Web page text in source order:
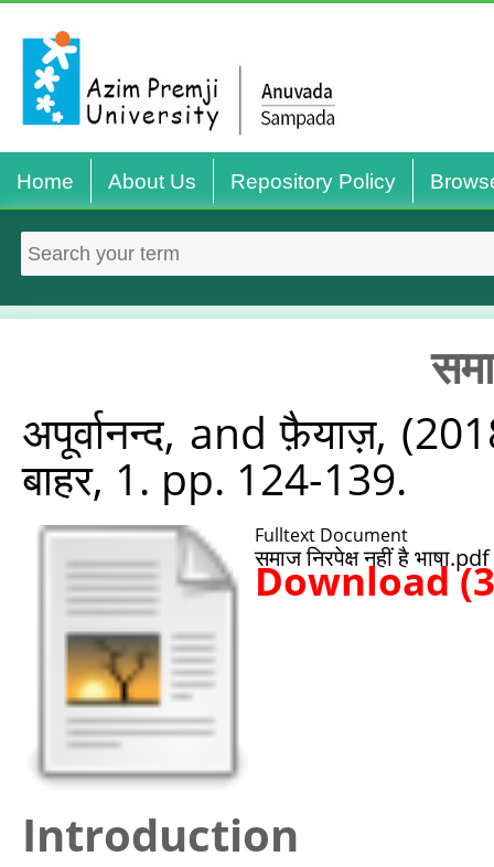
Home About Us Repository Policy
अपूर्वानन्द, andफ़ैयाज़,
बाहर, 1. pp. 124-139.
Fulltext Document
समाज निरपेक्ष नहीं है भाषा.pdf
Download
Introduction